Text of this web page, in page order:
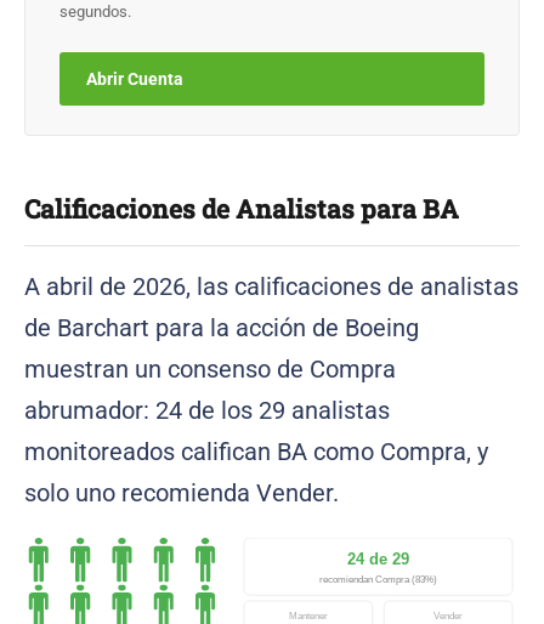
segundos.
Abrir Cuenta
Calificaciones de Analistas para BA
A abril de 2026, las calificaciones de analistas
de Barchart para la acción de Boeing
muestran un consenso de Compra
abrumador: 24 de los 29 analistas
monitoreados califican BA como Compra, y
solo uno recomienda Vender.
24 de 29
recomiendan Compra (83%)
Mantener Vender